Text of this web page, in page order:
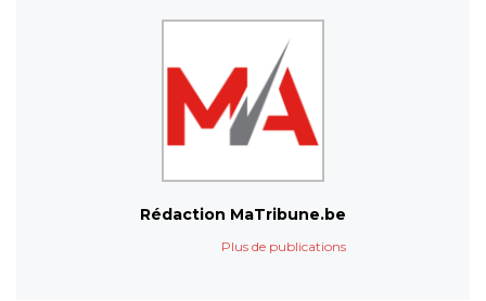
Rédaction MaTribune.be
Plus de publications